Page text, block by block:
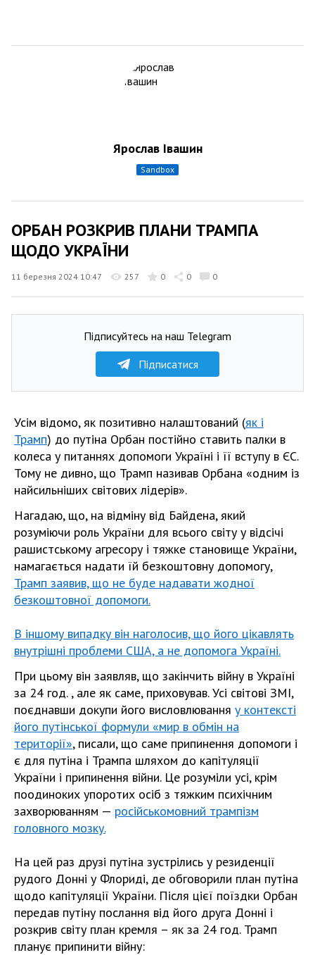
Ярослав Івашин
sandbox
ОРБАН РОЗКРИВ ПЛАНИ ТРАМПА
ЩОДО УКРАЇНИ
11 березня 2024 10:47 257 0 0 0
Підписуйтесь на наш Telegram
Підписатися
Усім відомо, як позитивно налаштований (як і
Трамп) до путіна Орбан постійно ставить палки в
колеса у питаннях допомоги Україні і її вступу в ЄС.
Тому не дивно, що Трамп називав Орбана «одним із
найсильніших світових лідерів».
Нагадаю, що, на відміну від Байдена, який
розуміючи роль України для всього світу у відсічі
рашистському агресору і тяжке становище України,
намагається надати їй безкоштовну допомогу,
Трамп заявив, що не буде надавати жодної
безкоштовної допомоги.
В іншому випадку він наголосив, що його цікавлять
внутрішні проблеми США, а не допомога Україні.
При цьому він заявляв, що закінчить війну в Україні
за 24 год. , але як саме, приховував. Усі світові ЗМІ,
поєднавши докупи його висловлювання у контексті
його путінської формули «мир в обмін на
території», писали, що саме припинення допомоги і
є для путіна і Трампа шляхом до капітуляції
України і припинення війни. Це розуміли усі, крім
поодиноких упоротих осіб з тяжким психічним
захворюванням — російськомовний трампізм
головного мозку.
На цей раз друзі путіна зустрілись у резиденції
рудого Донні у Флориді, де обговорили план путіна
щодо капітуляції України. Після цієї поїздки Орбан
передав путіну послання від його друга Донні і
розкрив світу план кремля – як за 24 год. Трамп
планує припинити війну: